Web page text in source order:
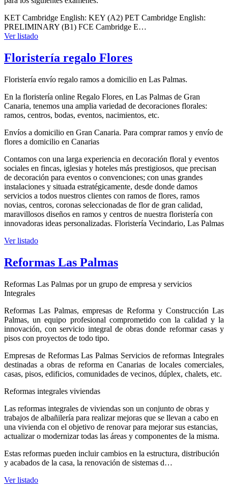
KET Cambridge English: KEY (A2) PET Cambridge English:
PRELIMINARY (B1) FCE Cambridge E…
Ver listado
Floristería regalo Flores
Floristería envío regalo ramos a domicilio en Las Palmas.
En la floristería online Regalo Flores, en Las Palmas de Gran
Canaria, tenemos una amplia variedad de decoraciones florales:
ramos, centros, bodas, eventos, nacimientos, etc.
Envíos a domicilio en Gran Canaria. Para comprar ramos y envío de
flores a domicilio en Canarias
Contamos con una larga experiencia en decoración floral y eventos
sociales en fincas, iglesias y hoteles más prestigiosos, que precisan
de decoración para eventos o convenciones; con unas grandes
instalaciones y situada estratégicamente, desde donde damos
servicios a todos nuestros clientes con ramos de flores, ramos
novias, centros, coronas seleccionadas de flor de gran calidad,
maravillosos diseños en ramos y centros de nuestra floristería con
innovadoras ideas personalizadas. Floristería Vecindario, Las Palmas
Ver listado
Reformas Las Palmas
Reformas Las Palmas por un grupo de empresa y servicios
Integrales
Reformas Las Palmas, empresas de Reforma y Construcción Las
Palmas, un equipo profesional comprometido con la calidad y la
innovación, con servicio integral de obras donde reformar casas y
pisos con proyectos de todo tipo.
Empresas de Reformas Las Palmas Servicios de reformas Integrales
destinadas a obras de reforma en Canarias de locales comerciales,
casas, pisos, edificios, comunidades de vecinos, dúplex, chalets, etc.
Reformas integrales viviendas
Las reformas integrales de viviendas son un conjunto de obras y
trabajos de albañilería para realizar mejoras que se llevan a cabo en
una vivienda con el objetivo de renovar para mejorar sus estancias,
actualizar o modernizar todas las áreas y componentes de la misma.
Estas reformas pueden incluir cambios en la estructura, distribución
y acabados de la casa, la renovación de sistemas d…
Ver listado